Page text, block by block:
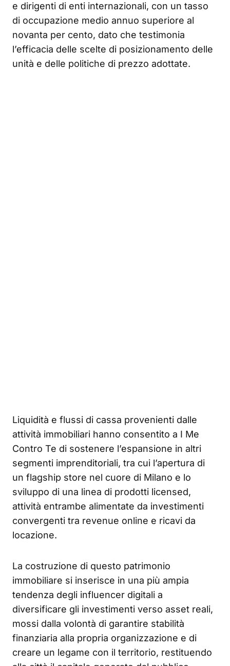
e dirigenti di enti internazionali, con un tasso
di occupazione medio annuo superiore al
novanta per cento, dato che testimonia
l’efficacia delle scelte di posizionamento delle
unità e delle politiche di prezzo adottate.
Liquidità e flussi di cassa provenienti dalle
attività immobiliari hanno consentito a I Me
Contro Te di sostenere l’espansione in altri
segmenti imprenditoriali, tra cui l’apertura di
un flagship store nel cuore di Milano e lo
sviluppo di una linea di prodotti licensed,
attività entrambe alimentate da investimenti
convergenti tra revenue online e ricavi da
locazione.
La costruzione di questo patrimonio
immobiliare si inserisce in una più ampia
tendenza degli influencer digitali a
diversificare gli investimenti verso asset reali,
mossi dalla volontà di garantire stabilità
finanziaria alla propria organizzazione e di
creare un legame con il territorio, restituendo